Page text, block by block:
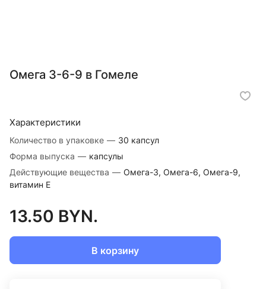
Омега 3-6-9 в Гомеле
Характеристики
Количество в упаковке — 30 капсул
Форма выпуска — капсулы
Действующие вещества — Омега-3, Омега-6, Омега-9,
витамин Е
13.50 BYN.
В корзину